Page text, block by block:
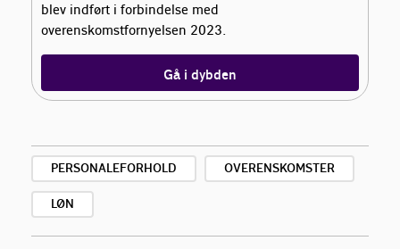
blev indført i forbindelse med
overenskomstfornyelsen 2023.
Gå i dybden
PERSONALEFORHOLD OVERENSKOMSTER
LØN